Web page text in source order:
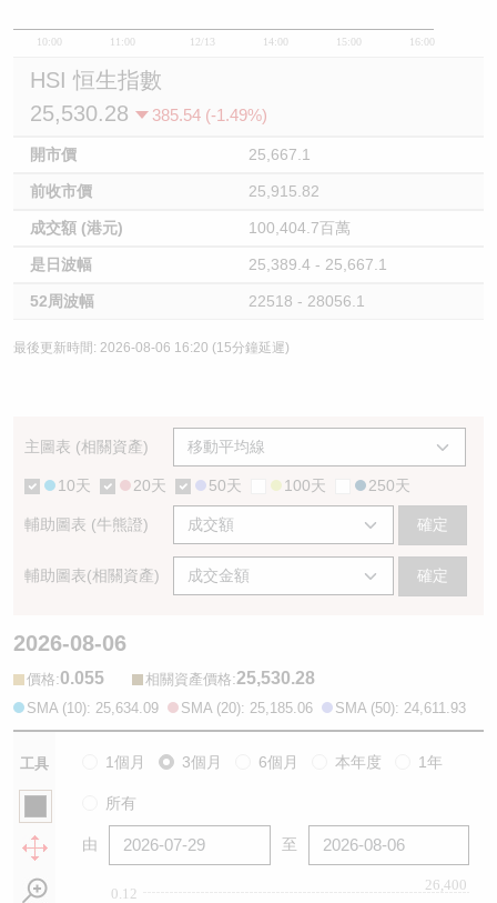
10:00 11:00 12/13 14:00 15:00 16:00
HSI 恒生指數
25,530.28
385.54 (-1.49%)
開市價 25,667.1
前收市價 25,915.82
成交額 (港元) 100,404.7百萬
是日波幅 25,389.4 - 25,667.1
52周波幅 22518 - 28056.1
最後更新時間: 2026-08-06 16:20 (15分鐘延遲)
主圖表 (相關資產)
10天 20天 50天 100天 250天
輔助圖表 (牛熊證) 確定
輔助圖表(相關資產) 確定
2026-08-06
價格:0.055 相關資產價格:25,530.28
SMA (10): 25,634.09 SMA (20): 25,185.06 SMA (50): 24,611.93
工具 1個月 3個月 6個月 本年度 1年
所有
由 至
0.12
26,400